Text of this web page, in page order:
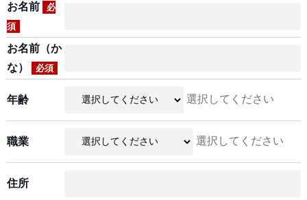
お名前
必
須
お名前（か
な）
必須
年齢 選択してください
職業 選択してください
住所